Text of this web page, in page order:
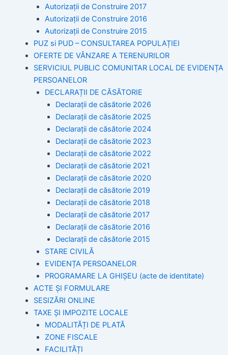
Autorizaţii de Construire 2017
Autorizaţii de Construire 2016
Autorizaţii de Construire 2015
PUZ si PUD – CONSULTAREA POPULAȚIEI
OFERTE DE VÂNZARE A TERENURILOR
SERVICIUL PUBLIC COMUNITAR LOCAL DE EVIDENȚA
PERSOANELOR
DECLARAȚII DE CĂSĂTORIE
Declarații de căsătorie 2026
Declarații de căsătorie 2025
Declarații de căsătorie 2024
Declarații de căsătorie 2023
Declarații de căsătorie 2022
Declarații de căsătorie 2021
Declarații de căsătorie 2020
Declarații de căsătorie 2019
Declarații de căsătorie 2018
Declarații de căsătorie 2017
Declarații de căsătorie 2016
Declarații de căsătorie 2015
STARE CIVILĂ
EVIDENȚA PERSOANELOR
PROGRAMARE LA GHIȘEU (acte de identitate)
ACTE ȘI FORMULARE
SESIZĂRI ONLINE
TAXE ȘI IMPOZITE LOCALE
MODALITĂȚI DE PLATĂ
ZONE FISCALE
FACILITĂȚI